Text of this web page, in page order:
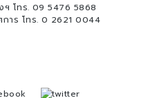
ฯ โทร. 09 5476 5868
าร โทร. 0 2621 0044